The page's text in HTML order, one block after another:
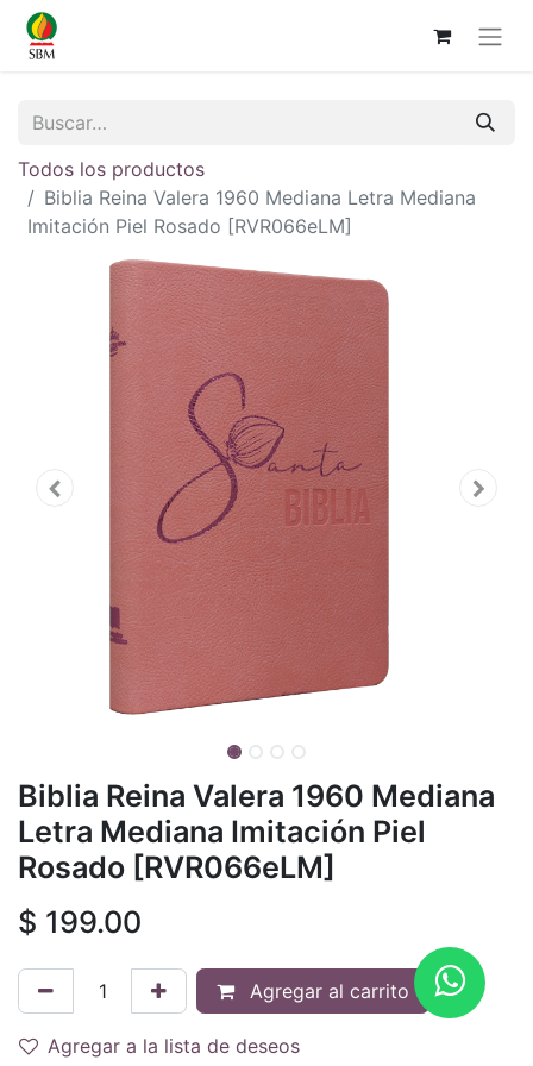
Todos los productos
Biblia Reina Valera 1960 Mediana Letra Mediana
Imitación Piel Rosado [RVR066eLM]
Biblia Reina Valera 1960 Mediana
Letra Mediana Imitación Piel
Rosado [RVR066eLM]
$ 199.00
Agregar al carrito
Agregar a la lista de deseos